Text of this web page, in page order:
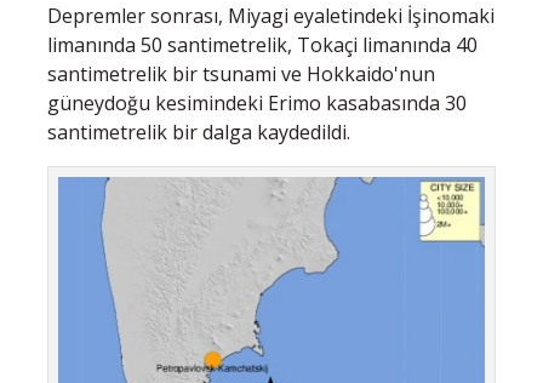
Depremler sonrası, Miyagi eyaletindeki İşinomaki
limanında 50 santimetrelik, Tokaçi limanında 40
santimetrelik bir tsunami ve Hokkaido'nun
güneydoğu kesimindeki Erimo kasabasında 30
santimetrelik bir dalga kaydedildi.